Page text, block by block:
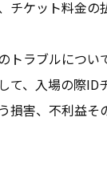
チケット料金
トラブルについ
て、入場の際ID
損害、不利益